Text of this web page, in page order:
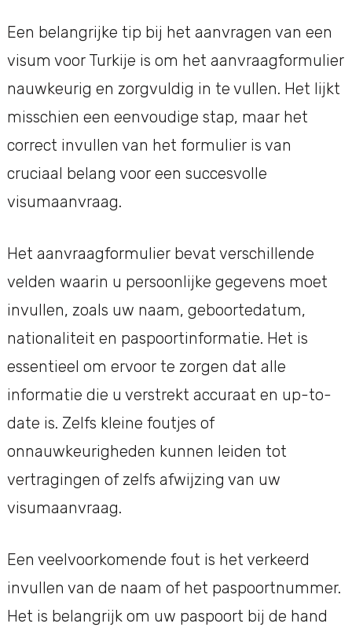
Een belangrijke tip bij het aanvragen van een
visum voor Turkije is om het aanvraagformulier
nauwkeurig en zorgvuldig in te vullen. Het lijkt
misschien een eenvoudige stap, maar het
correct invullen van het formulier is van
cruciaal belang voor een succesvolle
visumaanvraag.
Het aanvraagformulier bevat verschillende
velden waarin u persoonlijke gegevens moet
invullen, zoals uw naam, geboortedatum,
nationaliteit en paspoortinformatie. Het is
essentieel om ervoor te zorgen dat alle
informatie die u verstrekt accuraat en up-to-
date is. Zelfs kleine foutjes of
onnauwkeurigheden kunnen leiden tot
vertragingen of zelfs afwijzing van uw
visumaanvraag.
Een veelvoorkomende fout is het verkeerd
invullen van de naam of het paspoortnummer.
Het is belangrijk om uw paspoort bij de hand